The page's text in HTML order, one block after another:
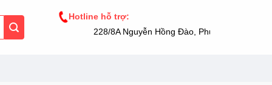
Hotline hỗ trợ:
228/8A Nguyễn Hồng Đào, Phường 14, Tân Bình,